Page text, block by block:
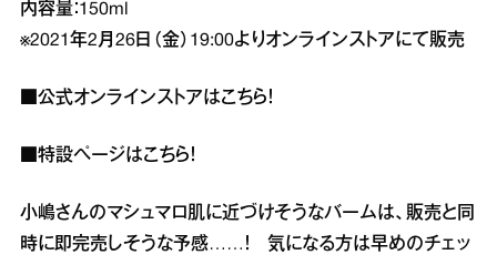
内容量：150ml
※2021年2月26日（金）19:00よりオンラインストアにて販売
■公式オンラインストアはこちら ！
■特設ページはこちら ！
小嶋さんのマシュマロ肌に近づけそうなバームは、販売と同
時に即完売しそうな予感……！ 気になる方は早めのチェッ